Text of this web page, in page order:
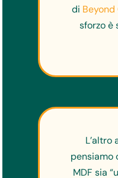
di
sforzo è
L’altro
pensiamo
MDF sia